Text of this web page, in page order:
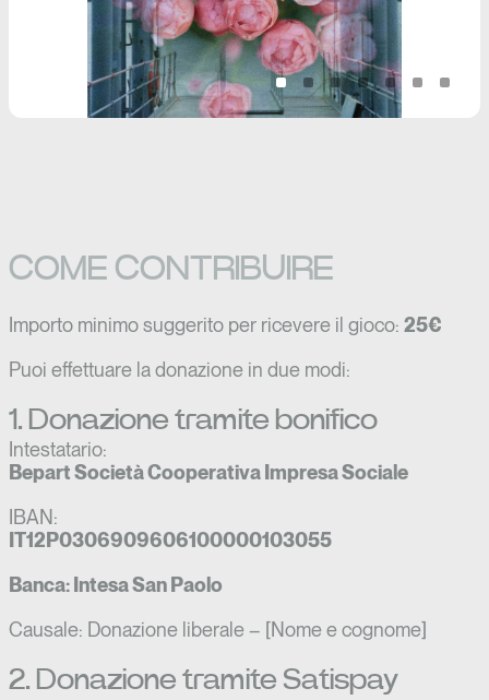
COME CONTRIBUIRE
Importo minimo suggerito per ricevere il gioco: 25€
Puoi effettuare la donazione in due modi:
1. Donazione tramite bonifico
Intestatario:
Bepart Società Cooperativa Impresa Sociale
IBAN:
IT12P0306909606100000103055
Banca: Intesa San Paolo
Causale: Donazione liberale – [Nome e cognome]
2. Donazione tramite Satispay